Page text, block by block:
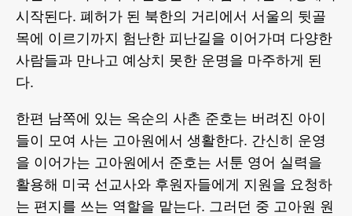
시작된다. 폐허가 된 북한의 거리에서 서울의 뒷골
목에 이르기까지 험난한 피난길을 이어가며 다양한
사람들과 만나고 예상치 못한 운명을 마주하게 된
다.
한편 남쪽에 있는 옥순의 사촌 준호는 버려진 아이
들이 모여 사는 고아원에서 생활한다. 간신히 운영
을 이어가는 고아원에서 준호는 서툰 영어 실력을
활용해 미국 선교사와 후원자들에게 지원을 요청하
는 편지를 쓰는 역할을 맡는다. 그러던 중 고아원 원